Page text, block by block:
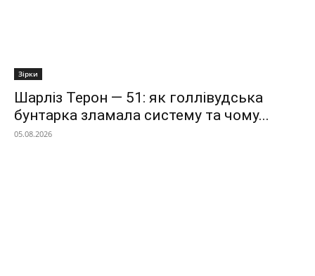
Зірки
Шарліз Терон — 51: як голлівудська
бунтарка зламала систему та чому...
05.08.2026